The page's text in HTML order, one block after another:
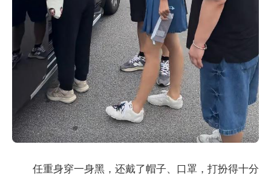
任重身穿一身黑，还戴了帽子、口罩，打扮得十分